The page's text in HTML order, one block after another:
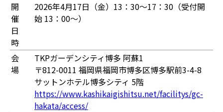
開
催
日
時
2026年4月17日（金）13：30～17：30（受付開
始 13：00～）
会
場
TKPガーデンシティ博多 阿蘇1
〒812-0011 福岡県福岡市博多区博多駅前3-4-8
サットンホテル博多シティ 5階
https://www.kashikaigishitsu.net/facilitys/gc-
hakata/access/